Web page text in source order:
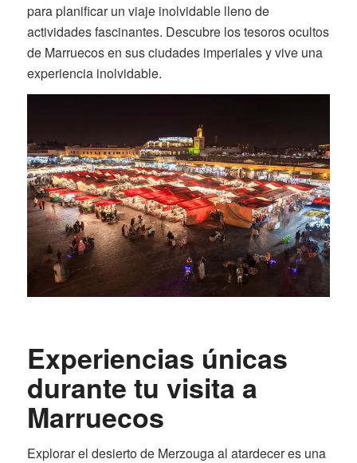
para planificar un viaje inolvidable lleno de
actividades fascinantes. Descubre los tesoros ocultos
de Marruecos en sus ciudades imperiales y vive una
experiencia inolvidable.
Experiencias únicas
durante tu visita a
Marruecos
Explorar el desierto de Merzouga al atardecer es una